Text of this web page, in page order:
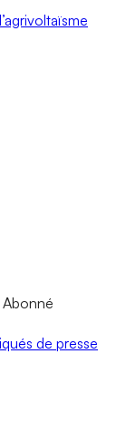
Abonné
de presse